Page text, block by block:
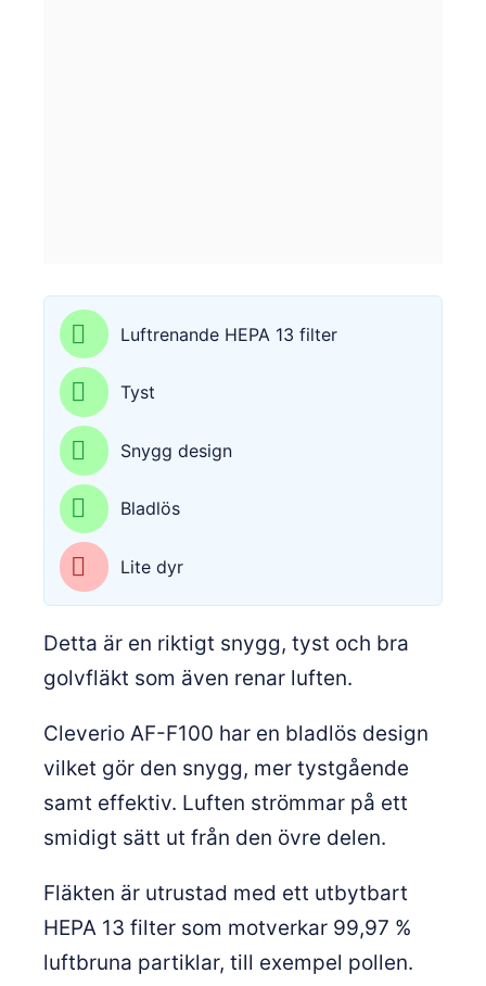
Luftrenande HEPA 13 filter
Tyst
Snygg design
Bladlös
Lite dyr
Detta är en riktigt snygg, tyst och bra
golvfläkt som även renar luften.
Cleverio AF-F100 har en bladlös design
vilket gör den snygg, mer tystgående
samt effektiv. Luften strömmar på ett
smidigt sätt ut från den övre delen.
Fläkten är utrustad med ett utbytbart
HEPA 13 filter som motverkar 99,97 %
luftbruna partiklar, till exempel pollen.